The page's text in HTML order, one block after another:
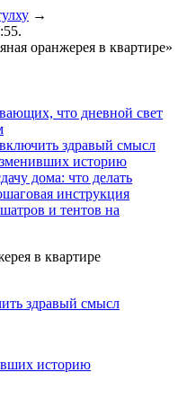
→
оранжерея в квартире»
что дневной свет
здравый смысл
историю
дома: что делать
инструкция
и тентов на
в квартире
здравый смысл
историю